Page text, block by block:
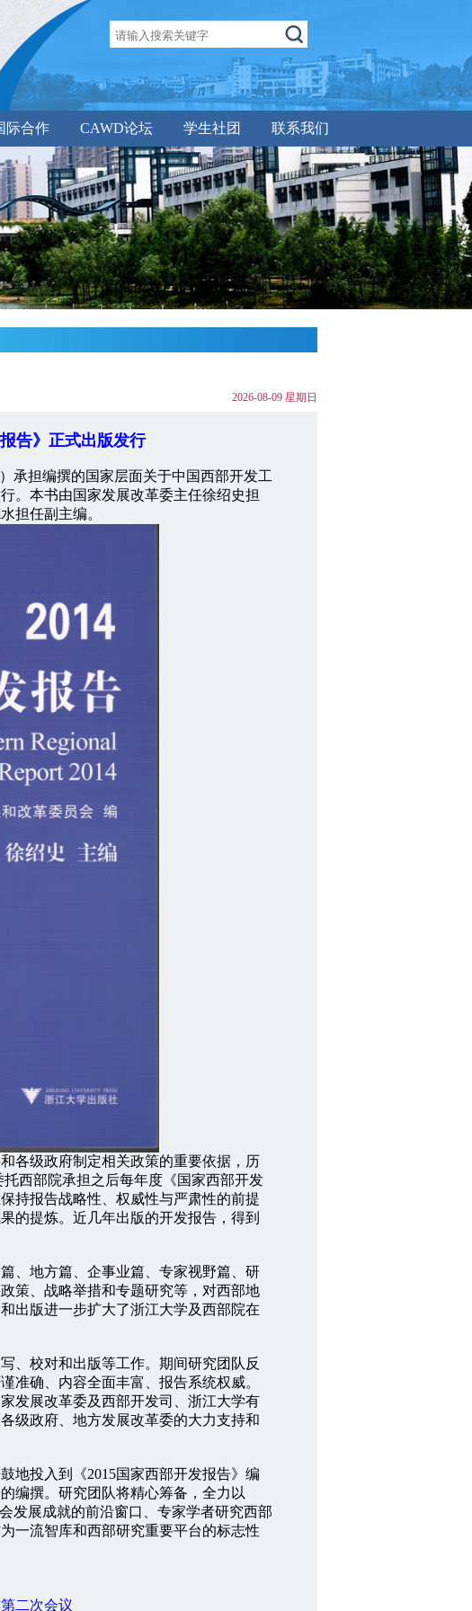
际合作 CAWD论坛 学生社团 联系我们
2026-08-09 星期日
告》正式出版发行
担编撰的国家层面关于中国西部开发工
。本书由国家发展改革委主任徐绍史担
担任副主编。
级政府制定相关政策的重要依据，历
西部院承担之后每年度《国家西部开发
持报告战略性、权威性与严肃性的前提
的提炼。近几年出版的开发报告，得到
、地方篇、企事业篇、专家视野篇、研
策、战略举措和专题研究等，对西部地
出版进一步扩大了浙江大学及西部院在
校对和出版等工作。期间研究团队反
准确、内容全面丰富、报告系统权威。
发展改革委及西部开发司、浙江大学有
级政府、地方发展改革委的大力支持和
投入到《2015国家西部开发报告》编
编撰。研究团队将精心筹备，全力以
发展成就的前沿窗口、专家学者研究西部
一流智库和西部研究重要平台的标志性
二次会议